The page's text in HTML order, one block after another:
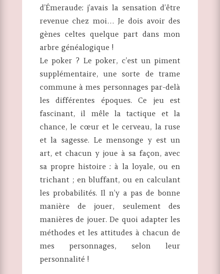
d’Émeraude: j’avais la sensation d’être
revenue chez moi… Je dois avoir des
gènes celtes quelque part dans mon
arbre généalogique !
Le poker ? Le poker, c’est un piment
supplémentaire, une sorte de trame
commune à mes personnages par-delà
les différentes époques. Ce jeu est
fascinant, il mêle la tactique et la
chance, le cœur et le cerveau, la ruse
et la sagesse. Le mensonge y est un
art, et chacun y joue à sa façon, avec
sa propre histoire : à la loyale, ou en
trichant ; en bluffant, ou en calculant
les probabilités. Il n’y a pas de bonne
manière de jouer, seulement des
manières de jouer. De quoi adapter les
méthodes et les attitudes à chacun de
mes personnages, selon leur
personnalité !